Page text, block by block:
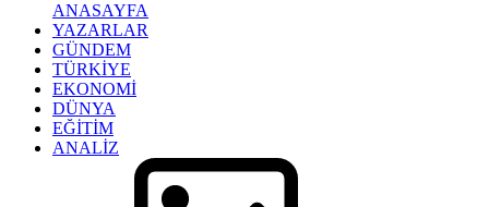
ANASAYFA
YAZARLAR
GÜNDEM
TÜRKİYE
EKONOMİ
DÜNYA
EĞİTİM
ANALİZ